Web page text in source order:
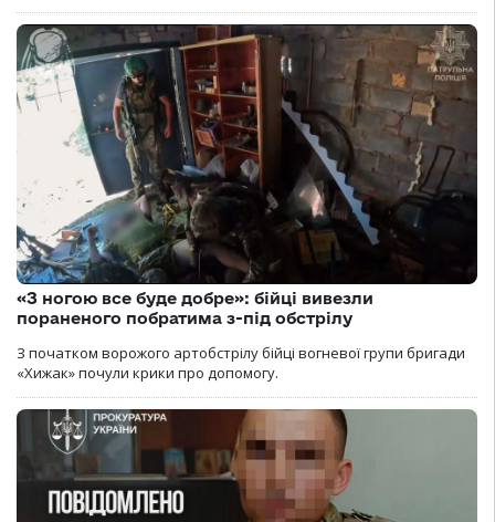
«З ногою все буде добре»: бійці вивезли
пораненого побратима з-під обстрілу
З початком ворожого артобстрілу бійці вогневої групи бригади
«Хижак» почули крики про допомогу.